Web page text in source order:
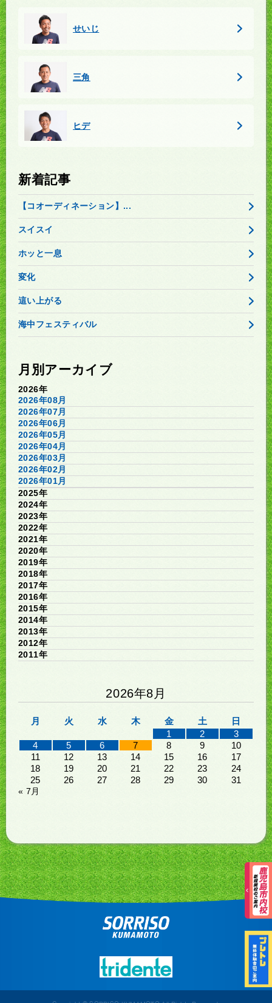
せいじ
三角
ヒデ
新着記事
【コオーディネーション】...
スイスイ
ホッと一息
変化
這い上がる
海中フェスティバル
月別アーカイブ
2026年
2026年08月
2026年07月
2026年06月
2026年05月
2026年04月
2026年03月
2026年02月
2026年01月
2025年
2024年
2023年
2022年
2021年
2020年
2019年
2018年
2017年
2016年
2015年
2014年
2013年
2012年
2011年
2026年8月
月 火 水 木 金 土
日
1
2
3
4
5 6 7 8 9
10
11
12 13 14 15 16
17
18
19 20 21 22 23
24
25
26 27 28 29 30 31
« 7月